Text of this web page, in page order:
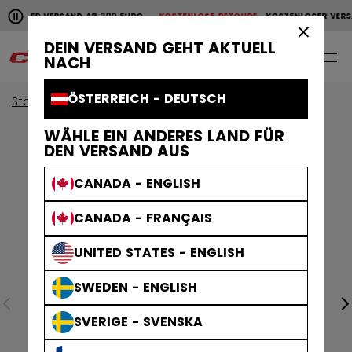
DEIN VERSAND GEHT AKTUELL
NACH
ÖSTERREICH - DEUTSCH
WÄHLE EIN ANDERES LAND FÜR
DEN VERSAND AUS
CANADA - ENGLISH
CANADA - FRANÇAIS
UNITED STATES - ENGLISH
SWEDEN - ENGLISH
SVERIGE - SVENSKA
Horizontale Bildlaufanimation anhalten.
VERSAND AB 200 EUROKOSTENLOSE RETOURE KOSTENLOSER
KOSTENLOSER VERSAND AB 200 EURO KOSTENLOSE
0
Start Bekleidung Collections